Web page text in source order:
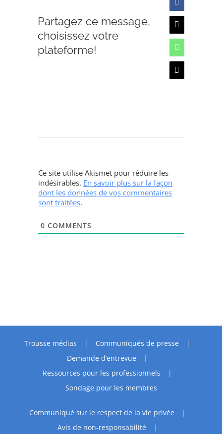
Partagez ce message,
choisissez votre
plateforme!
Facebook
X
WhatsApp
Email
Ce site utilise Akismet pour réduire les
indésirables. En savoir plus sur la façon
dont les données de vos commentaires
sont traitées.
0 COMMENTS
Trousse médias
Communiqués de presse
Demande d’entrevue
Ressources pour les professionnels
Sondage pour les membres
Communiqué sur le respect de la vie privée
Avis de non-responsabilité